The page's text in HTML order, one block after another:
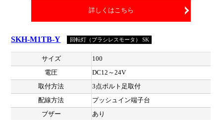
詳しくはこちら
SKH-M1TB-Y 回転灯（ブラシレスモータ） SK
サイズ
100
電圧
DC12～24V
取付方法
3点ボルト足取付
配線方法
プッシュイン端子台
ブザー
あり